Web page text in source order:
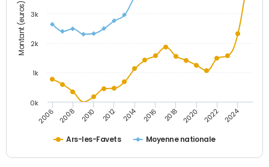
Montant (euros)
Ars-les-Favets Moyenne nationale
2006 2008 2010 2012 2014 2016 2018 2020 2022 2024
0k
1k
2k
3k